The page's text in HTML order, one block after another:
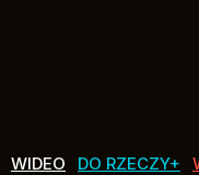
WIDEO DO RZECZY+